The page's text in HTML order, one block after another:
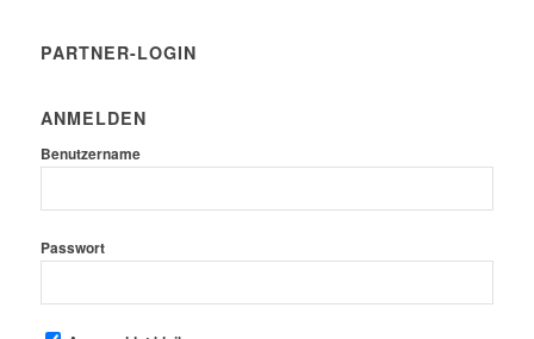
PARTNER-LOGIN
ANMELDEN
Benutzername
Passwort